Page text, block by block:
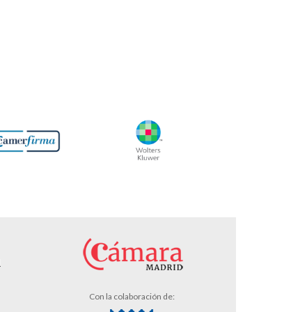
Con la colaboración de: